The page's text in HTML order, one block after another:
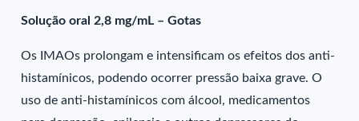
Solução oral 2,8 mg/mL – Gotas
Os IMAOs prolongam e intensificam os efeitos dos anti-
histamínicos, podendo ocorrer pressão baixa grave. O
uso de anti-histamínicos com álcool, medicamentos